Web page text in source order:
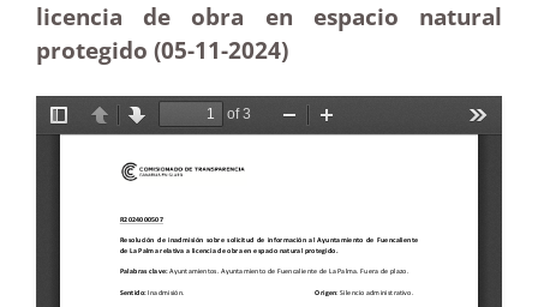
licencia de obra en espacio natural
protegido (05-11-2024)